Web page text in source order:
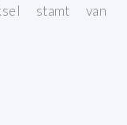
stamt van